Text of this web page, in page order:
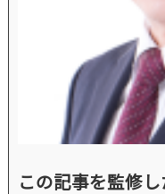
この記事を監修